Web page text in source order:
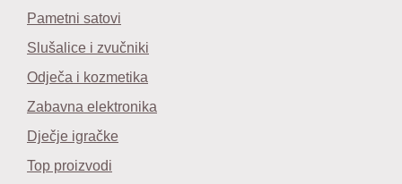
Pametni satovi
Slušalice i zvučniki
Odječa i kozmetika
Zabavna elektronika
Dječje igračke
Top proizvodi